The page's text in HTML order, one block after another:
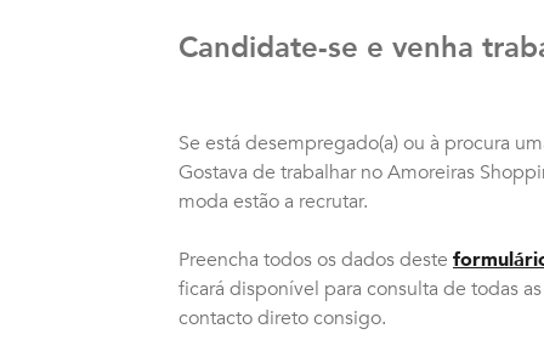
Candidate-se e venha
Se está desempregado(a) ou à procura
Gostava de trabalhar no Amoreiras
moda estão a recrutar.
Preencha todos os dados deste
ficará disponível para consulta de todas
contacto direto consigo.